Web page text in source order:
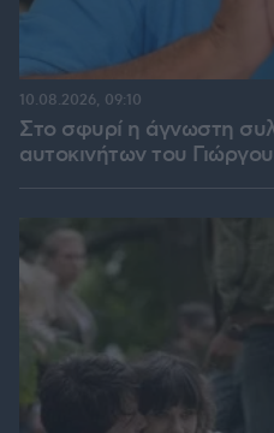
Στο σφυρί η άγνωστη
αυτοκινήτων του
10.08.2026, 09:10